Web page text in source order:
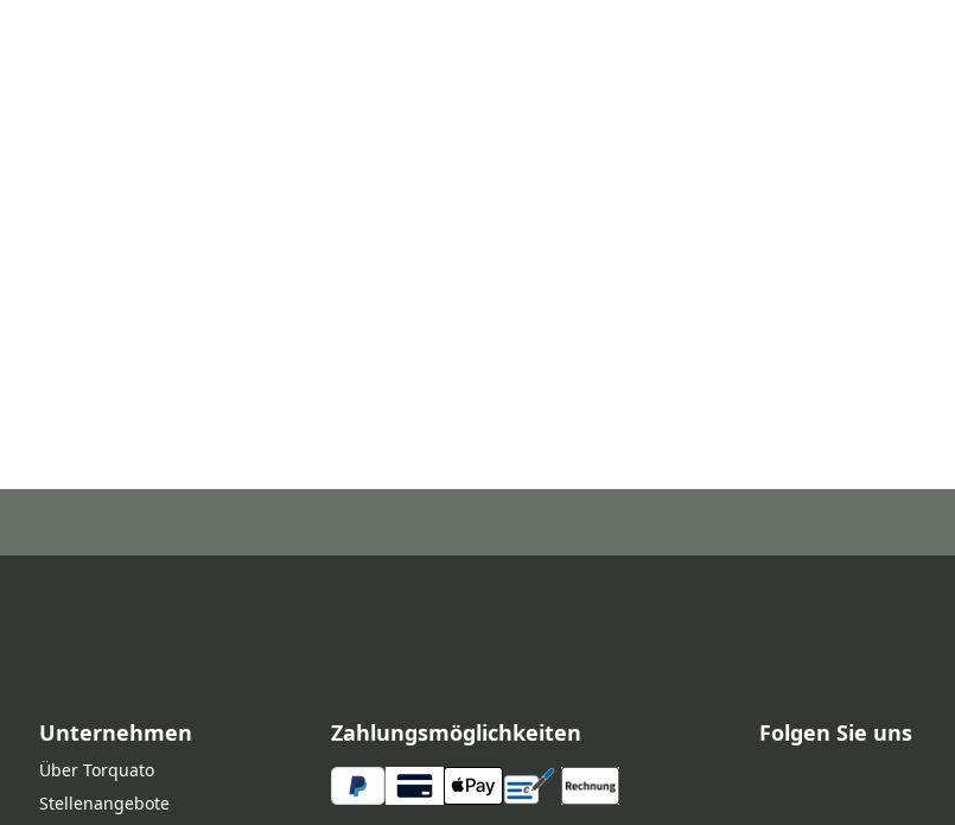
Unternehmen
Über Torquato
Stellenangebote
Zahlungsmöglichkeiten Folgen Sie uns